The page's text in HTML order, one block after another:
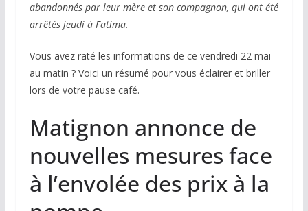
abandonnés par leur mère et son compagnon, qui ont été
arrêtés jeudi à Fatima.
Vous avez raté les informations de ce vendredi 22 mai
au matin ? Voici un résumé pour vous éclairer et briller
lors de votre pause café.
Matignon annonce de
nouvelles mesures face
à l’envolée des prix à la